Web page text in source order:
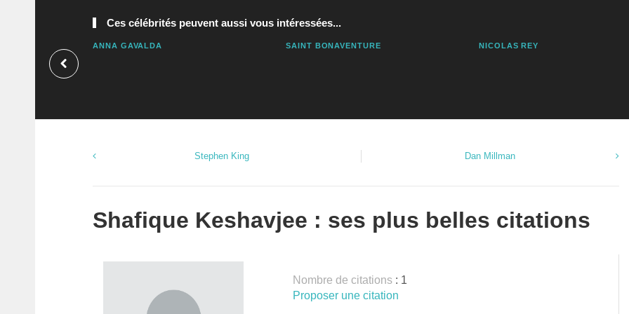
Ces célébrités peuvent aussi vous intéressées...
ANNA GAVALDA SAINT BONAVENTURE NICOLAS REY
Stephen King Dan Millman
Shafique Keshavjee : ses plus belles citations
Nombre de citations : 1
Proposer une citation